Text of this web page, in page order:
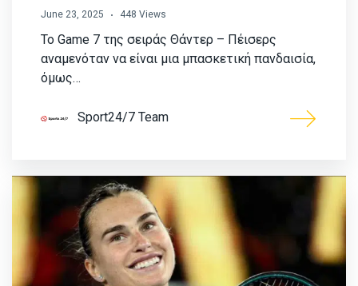
June 23, 2025 448 Views
Το Game 7 της σειράς Θάντερ – Πέισερς
αναμενόταν να είναι μια μπασκετική πανδαισία,
όμως…
Sport24/7 Team